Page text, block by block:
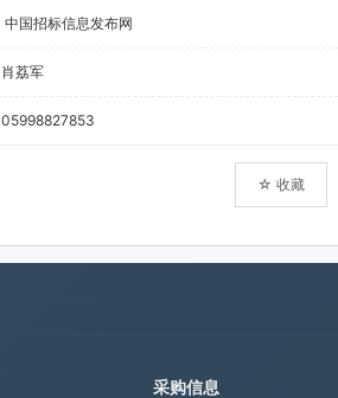
中国招标信息发布网
肖荔军
05998827853
☆ 收藏
采购信息